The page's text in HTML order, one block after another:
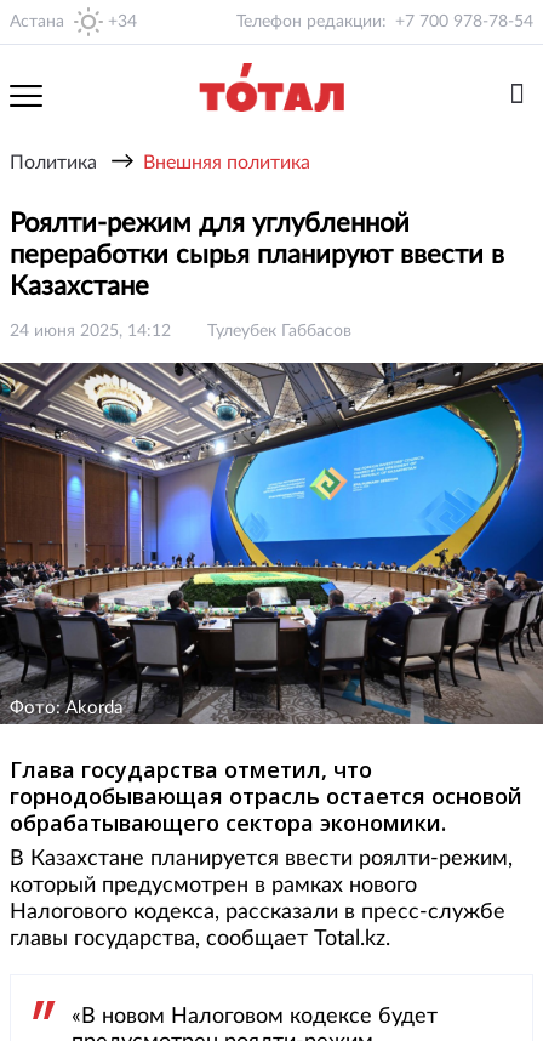
Астана +34 Телефон редакции: +7 700 978-78-54
Политика → Внешняя политика
Роялти-режим для углубленной
переработки сырья планируют ввести в
Казахстане
24 июня 2025, 14:12 Тулеубек Габбасов
Фото: Akorda
Глава государства отметил, что
горнодобывающая отрасль остается основой
обрабатывающего сектора экономики.
В Казахстане планируется ввести роялти-режим,
который предусмотрен в рамках нового
Налогового кодекса, рассказали в пресс-службе
главы государства, сообщает Total.kz.
«В новом Налоговом кодексе будет